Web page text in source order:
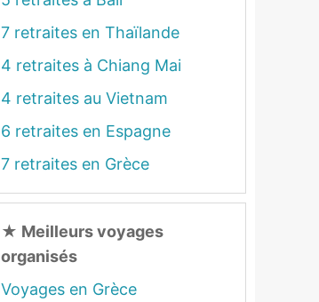
7 retraites en Thaïlande
4 retraites à Chiang Mai
4 retraites au Vietnam
6 retraites en Espagne
7 retraites en Grèce
★ Meilleurs voyages
organisés
Voyages en Grèce